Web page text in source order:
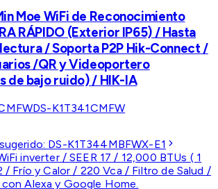
Moe WiFi de Reconocimiento
RÁPIDO (Exterior IP65) / Hasta
lectura / Soporta P2P Hik-Connect /
/QR y Videoportero
de bajo ruido) / HIK-IA
DS-K1T341CMFW
DS-K1T344MBFWX-E1